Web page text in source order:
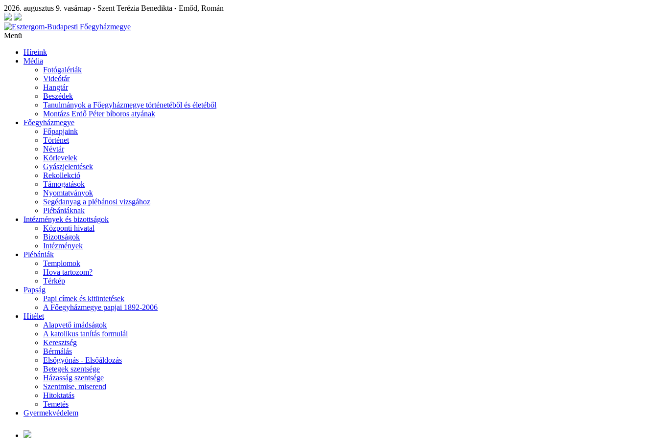
2026. augusztus 9. vasárnap • Szent Terézia Benedikta • Emőd, Román
Menü
Híreink
Média
Fotógalériák
Videótár
Hangtár
Beszédek
Tanulmányok a Főegyházmegye történetéből és életéből
Montázs Erdő Péter bíboros atyának
Főegyházmegye
Főpapjaink
Történet
Névtár
Körlevelek
Gyászjelentések
Rekollekció
Támogatások
Nyomtatványok
Segédanyag a plébánosi vizsgához
Plébániáknak
Intézmények és bizottságok
Központi hivatal
Bizottságok
Intézmények
Plébániák
Templomok
Hova tartozom?
Térkép
Papság
Papi címek és kitüntetések
A Főegyházmegye papjai 1892-2006
Hitélet
Alapvető imádságok
A katolikus tanítás formulái
Keresztség
Bérmálás
Elsőgyónás - Elsőáldozás
Betegek szentsége
Házasság szentsége
Szentmise, miserend
Hitoktatás
Temetés
Gyermekvédelem